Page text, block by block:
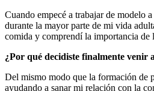
Cuando empecé a trabajar de modelo
durante la mayor parte de mi vida
comida y comprendí la importancia de
¿Por qué decidiste finalmente venir
Del mismo modo que la formación de
ayudando a sanar mi relación con la